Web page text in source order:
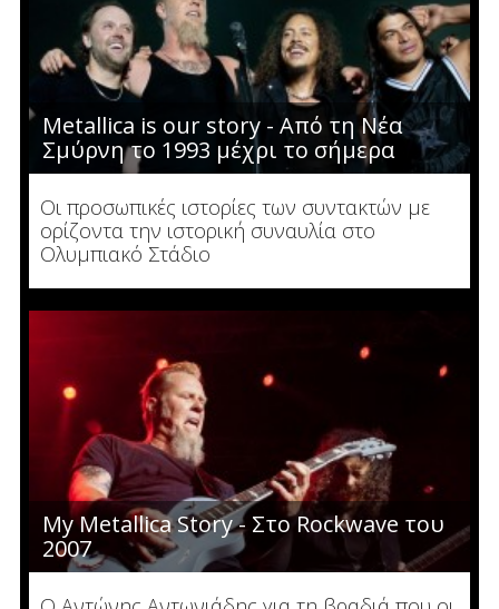
Metallica is our story - Από τη Νέα
Σμύρνη το 1993 μέχρι το σήμερα
Οι προσωπικές ιστορίες των συντακτών με
ορίζοντα την ιστορική συναυλία στο
Ολυμπιακό Στάδιο
My Metallica Story - Στο Rockwave του
2007